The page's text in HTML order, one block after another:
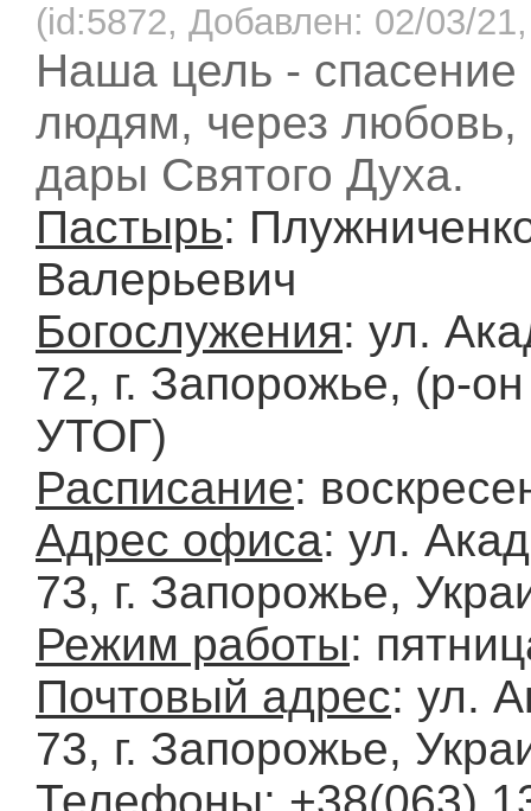
(id:5872, Добавлен: 02/03/
Наша цель -
людям, через любовь,
дары Святого Духа.
Пастырь:
Валерьевич
Богослужения: ул.
72, г. Запорожье, (р-
УТОГ)
Расписание:
Адрес офиса: ул.
73, г. Запорожье,
Режим работы:
Почтовый адрес: ул.
73, г. Запорожье,